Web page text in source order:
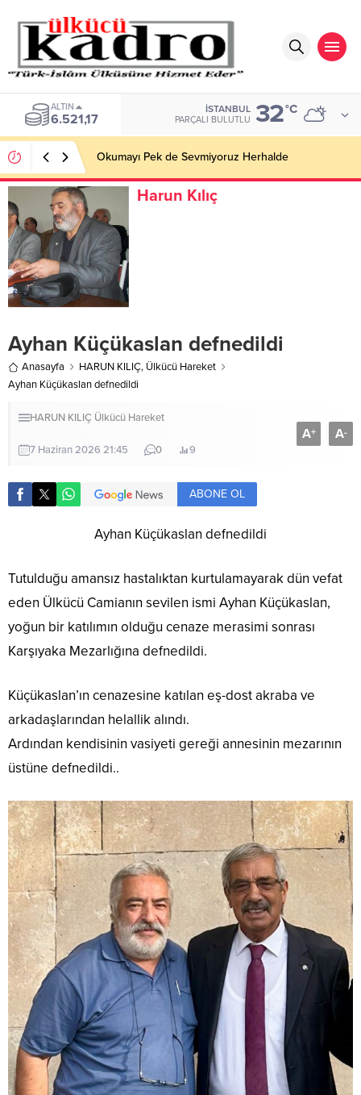
ALTIN
6.521,17
İSTANBUL
PARÇALI BULUTLU 32°C
Okumayı Pek de Sevmiyoruz Herhalde
Harun Kılıç
Ayhan Küçükaslan defnedildi
Anasayfa HARUN KILIÇ, Ülkücü Hareket
Ayhan Küçükaslan defnedildi
HARUN KILIÇ Ülkücü Hareket
7 Haziran 2026 21:45 0 9
A+ A-
ABONE OL
Ayhan Küçükaslan defnedildi
Tutulduğu amansız hastalıktan kurtulamayarak dün vefat
eden Ülkücü Camianın sevilen ismi Ayhan Küçükaslan,
yoğun bir katılımın olduğu cenaze merasimi sonrası
Karşıyaka Mezarlığına defnedildi.
Küçükaslan’ın cenazesine katılan eş-dost akraba ve
arkadaşlarından helallik alındı.
Ardından kendisinin vasiyeti gereği annesinin mezarının
üstüne defnedildi..